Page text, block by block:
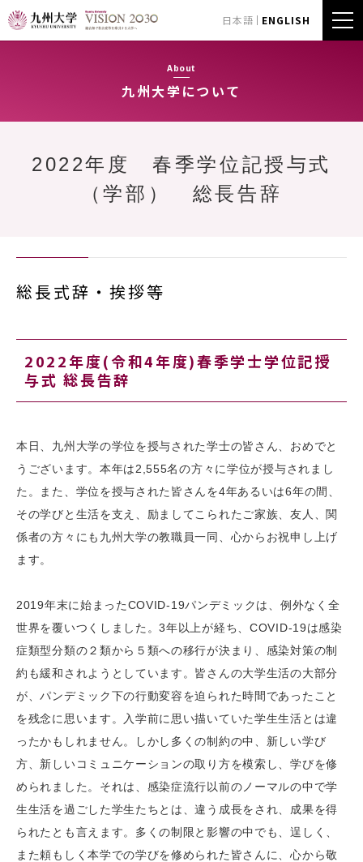
日本語 ENGLISH
About
九州大学について
2022年度 春季学位記授与式
（学部） 総長告辞
総長式辞・挨拶等
2022年度(令和4年度)春季学士学位記授
与式 総長告辞
本日、九州大学の学位を授与された学士の皆さん、おめでと
うございます。本年は2,555名の方々に学位が授与されまし
た。また、学位を授与された皆さんを4年あるいは6年の間、
その学びと生活を支え、励ましてこられたご家族、友人、関
係者の方々にも九州大学の教職員一同、心からお祝申し上げ
ます。
2019年末に始まったCOVID-19パンデミックは、例外なく全
世界を覆いつくしました。3年以上が経ち、COVID-19は感染
症類型分類の２類から５類への移行が決まり、感染対策の制
約も緩和されようとしています。皆さんの大学生活の大部分
が、パンデミック下の行動変容を迫られた時間であったこと
を残念に思います。入学前に思い描いていた学生生活とは違
ったかもしれません。しかし多くの制約の中、新しい学び
方、新しいコミュニケーションの取り方を模索し、学びを修
められました。それは、感染症流行以前のノーマルの中で学
生生活を過ごした学生たちとは、違う成長をされ、成果を得
られたとも言えます。多くの制限と影響の中でも、逞しく、
また頼もしく本学での学びを修められた皆さんに、心から敬